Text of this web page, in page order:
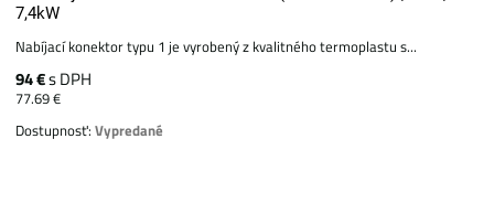
7,4kW
Nabíjací konektor typu 1 je vyrobený z kvalitného termoplastu s...
94 €s DPH
77.69 €
Dostupnosť:Vypredané